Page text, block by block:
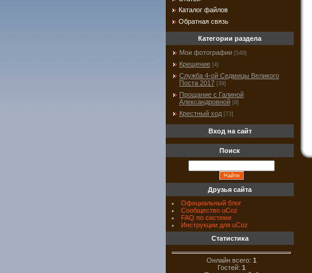
Каталог файлов
Обратная связь
Категории раздела
Мои фотографии [549]
Крещение [4]
Служба 4-ой Седмицы Великого
Поста 2017 [39]
Прощание с Галиной
Александровной [8]
Крестный ход [73]
Вход на сайт
Поиск
Друзья сайта
Официальный блог
Сообщество uCoz
FAQ по системе
Инструкции для uCoz
Статистика
Онлайн всего: 1
Гостей: 1